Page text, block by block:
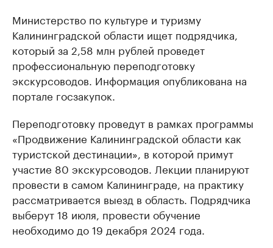
Министерство по культуре и туризму
Калининградской области ищет подрядчика,
который за 2,58 млн рублей проведет
профессиональную переподготовку
экскурсоводов. Информация опубликована на
портале госзакупок.
Переподготовку проведут в рамках программы
«Продвижение Калининградской области как
туристской дестинации», в которой примут
участие 80 экскурсоводов. Лекции планируют
провести в самом Калининграде, на практику
рассматривается выезд в область. Подрядчика
выберут 18 июля, провести обучение
необходимо до 19 декабря 2024 года.